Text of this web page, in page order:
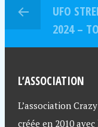
UFO
2024 –
L’ASSOCIATION
L’association
créée en 2010